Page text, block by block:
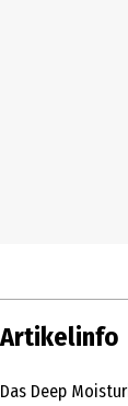
Artikelinfo
Das Deep